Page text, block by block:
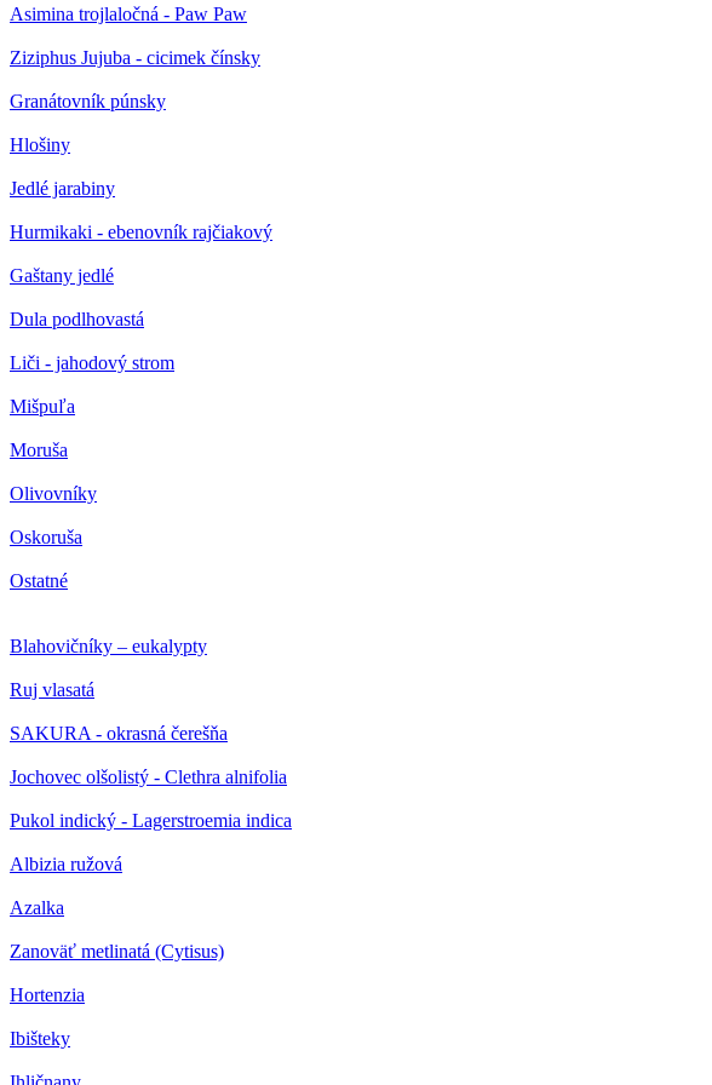
Asimina trojlaločná - Paw Paw
Ziziphus Jujuba - cicimek čínsky
Granátovník púnsky
Hlošiny
Jedlé jarabiny
Hurmikaki - ebenovník rajčiakový
Gaštany jedlé
Dula podlhovastá
Liči - jahodový strom
Mišpuľa
Moruša
Olivovníky
Oskoruša
Ostatné
Blahovičníky – eukalypty
Ruj vlasatá
SAKURA - okrasná čerešňa
Jochovec olšolistý - Clethra alnifolia
Pukol indický - Lagerstroemia indica
Albizia ružová
Azalka
Zanoväť metlinatá (Cytisus)
Hortenzia
Ibišteky